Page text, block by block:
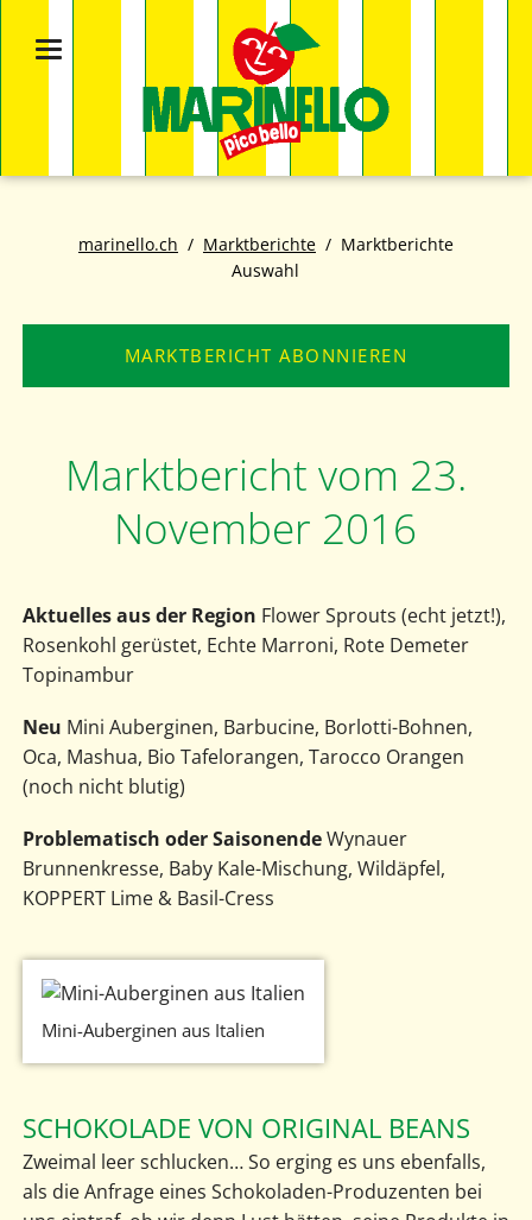
marinello.ch Marktberichte
Marktberichte
Auswahl
MARKTBERICHT ABONNIEREN
Marktbericht vom 23.
November 2016
Aktuelles aus der Region Flower Sprouts (echt jetzt!),
Rosenkohl gerüstet, Echte Marroni, Rote Demeter
Topinambur
Neu Mini Auberginen, Barbucine, Borlotti-Bohnen,
Oca, Mashua, Bio Tafelorangen, Tarocco Orangen
(noch nicht blutig)
Problematisch oder SaisonendeWynauer
Brunnenkresse, Baby Kale-Mischung, Wildäpfel,
KOPPERT Lime & Basil-Cress
Mini-Auberginen aus Italien
SCHOKOLADE VON ORIGINAL BEANS
Zweimal leer schlucken… So erging es uns ebenfalls,
als die Anfrage eines Schokoladen-Produzenten bei